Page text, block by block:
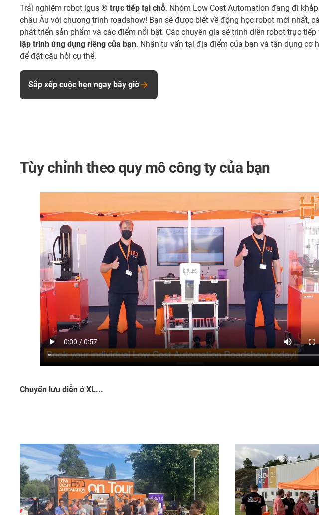
Trải nghiệm robot igus ® trực tiếp tại chỗ. Nhóm Low Cost Automation đang đi khắp
châu Âu với chương trình roadshow! Bạn sẽ được biết về động học robot mới nhất,
phát triển sản phẩm và các điểm nổi bật. Các chuyên gia sẽ trình diễn robot trực tiếp
lập trình ứng dụng riêng của bạn. Nhận tư vấn tại địa điểm của bạn và tận dụng cơ
để đặt câu hỏi cụ thể.
Sắp xếp cuộc hẹn ngay bây giờ
Tùy chỉnh theo quy mô công ty của bạn
Chuyến lưu diễn ở XL...